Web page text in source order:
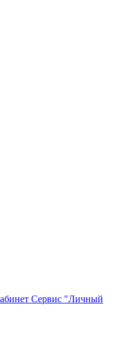
Сервис "Личный